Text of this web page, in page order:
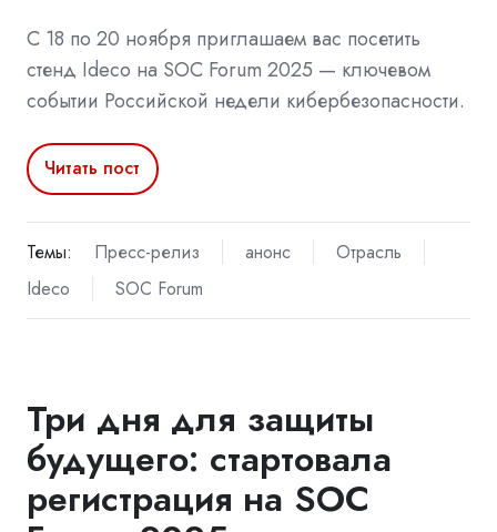
С 18 по 20 ноября приглашаем вас посетить
стенд Ideco на SOC Forum 2025 — ключевом
событии Российской недели кибербезопасности.
Читать пост
Темы: Пресс-релиз анонс
Отрасль
Ideco
SOC Forum
Три дня для защиты
будущего: cтартовала
регистрация на SOC